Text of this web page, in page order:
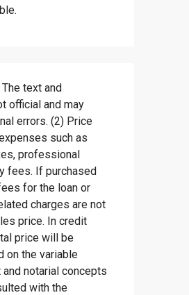
text and
official and may
errors. (2) Price
such as
professional
fees. If purchased
for the loan or
charges are not
price. In credit
price will be
on the variable
notarial concepts
with the